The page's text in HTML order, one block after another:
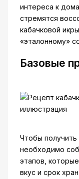
интереса к
стремятся
кабачковой
«эталонному»
Базовые
Чтобы получить
необходимо
этапов,
вкус и срок